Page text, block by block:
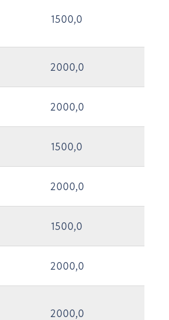
1500,0
2000,0
2000,0
1500,0
2000,0
1500,0
2000,0
2000,0